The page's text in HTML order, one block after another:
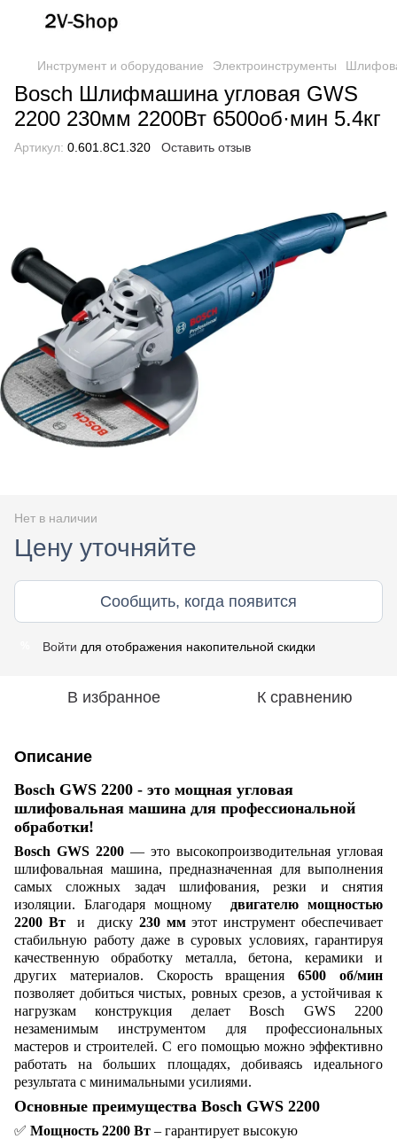
Инструмент и оборудование Электроинструменты
Bosch Шлифмашина угловая GWS
2200 230мм 2200Вт 6500об·мин 5.4кг
Артикул: 0.601.8C1.320 Оставить отзыв
Нет в наличии
Цену уточняйте
Сообщить, когда появится
Войти для отображения накопительной скидки
В избранное К сравнению
Описание
Bosch GWS 2200 - это мощная угловая
шлифовальная машина для профессиональной
обработки!
Bosch GWS 2200 — это высокопроизводительная угловая
шлифовальная машина, предназначенная для выполнения
самых сложных задач шлифования, резки и снятия
изоляции. Благодаря мощному
двигателю мощностью
2200 Вти диску 230 ммэтот инструмент обеспечивает
стабильную работу даже в суровых условиях, гарантируя
качественную обработку металла, бетона, керамики и
других материалов. Скорость вращения6500 об/мин
позволяет добиться чистых, ровных срезов, а устойчивая к
нагрузкам конструкция делает Bosch GWS 2200
незаменимым инструментом для профессиональных
мастеров и строителей. С его помощью можно эффективно
работать на больших площадях, добиваясь идеального
результата с минимальными усилиями.
Основные преимущества Bosch GWS 2200
✅ Мощность 2200 Вт – гарантирует высокую